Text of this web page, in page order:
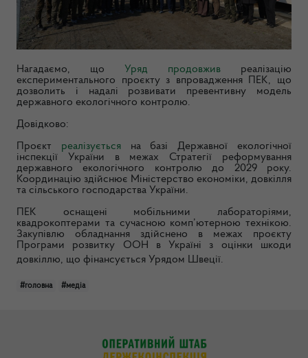
Нагадаємо, що Уряд продовжив реалізацію
експериментального проєкту з впровадження ПЕК, що
дозволить і надалі розвивати превентивну модель
державного екологічного контролю.
Довідково:
Проєкт реалізується на базі Державної екологічної
інспекції України в межах Стратегії реформування
державного екологічного контролю до 2029 року.
Координацію здійснює Міністерство економіки, довкілля
та сільського господарства України.
ПЕК оснащені мобільними лабораторіями,
квадрокоптерами та сучасною комп’ютерною технікою.
Закупівлю обладнання здійснено в межах проєкту
Програми розвитку ООН в Україні з оцінки шкоди
довкіллю, що фінансується Урядом Швеції.
#головна #медіа